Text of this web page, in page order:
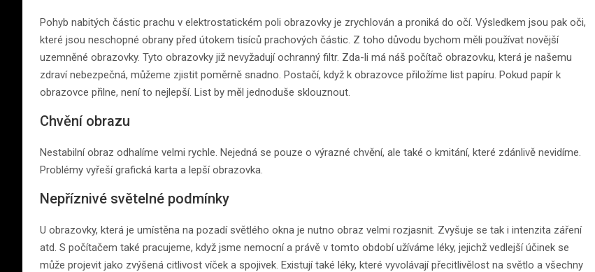
Pohyb nabitých částic prachu v elektrostatickém poli obrazovky je zrychlován a proniká do očí. Výsledkem jsou pak oči,
které jsou neschopné obrany před útokem tisíců prachových částic. Z toho důvodu bychom měli používat novější
uzemněné obrazovky. Tyto obrazovky již nevyžadují ochranný filtr. Zda-li má náš počítač obrazovku, která je našemu
zdraví nebezpečná, můžeme zjistit poměrně snadno. Postačí, když k obrazovce přiložíme list papíru. Pokud papír k
obrazovce přilne, není to nejlepší. List by měl jednoduše sklouznout.
Chvění obrazu
Nestabilní obraz odhalíme velmi rychle. Nejedná se pouze o výrazné chvění, ale také o kmitání, které zdánlivě nevidíme.
Problémy vyřeší grafická karta a lepší obrazovka.
Nepříznivé světelné podmínky
U obrazovky, která je umístěna na pozadí světlého okna je nutno obraz velmi rozjasnit. Zvyšuje se tak i intenzita záření
atd. S počítačem také pracujeme, když jsme nemocní a právě v tomto období užíváme léky, jejichž vedlejší účinek se
může projevit jako zvýšená citlivost víček a spojivek. Existují také léky, které vyvolávají přecitlivělost na světlo a všechny